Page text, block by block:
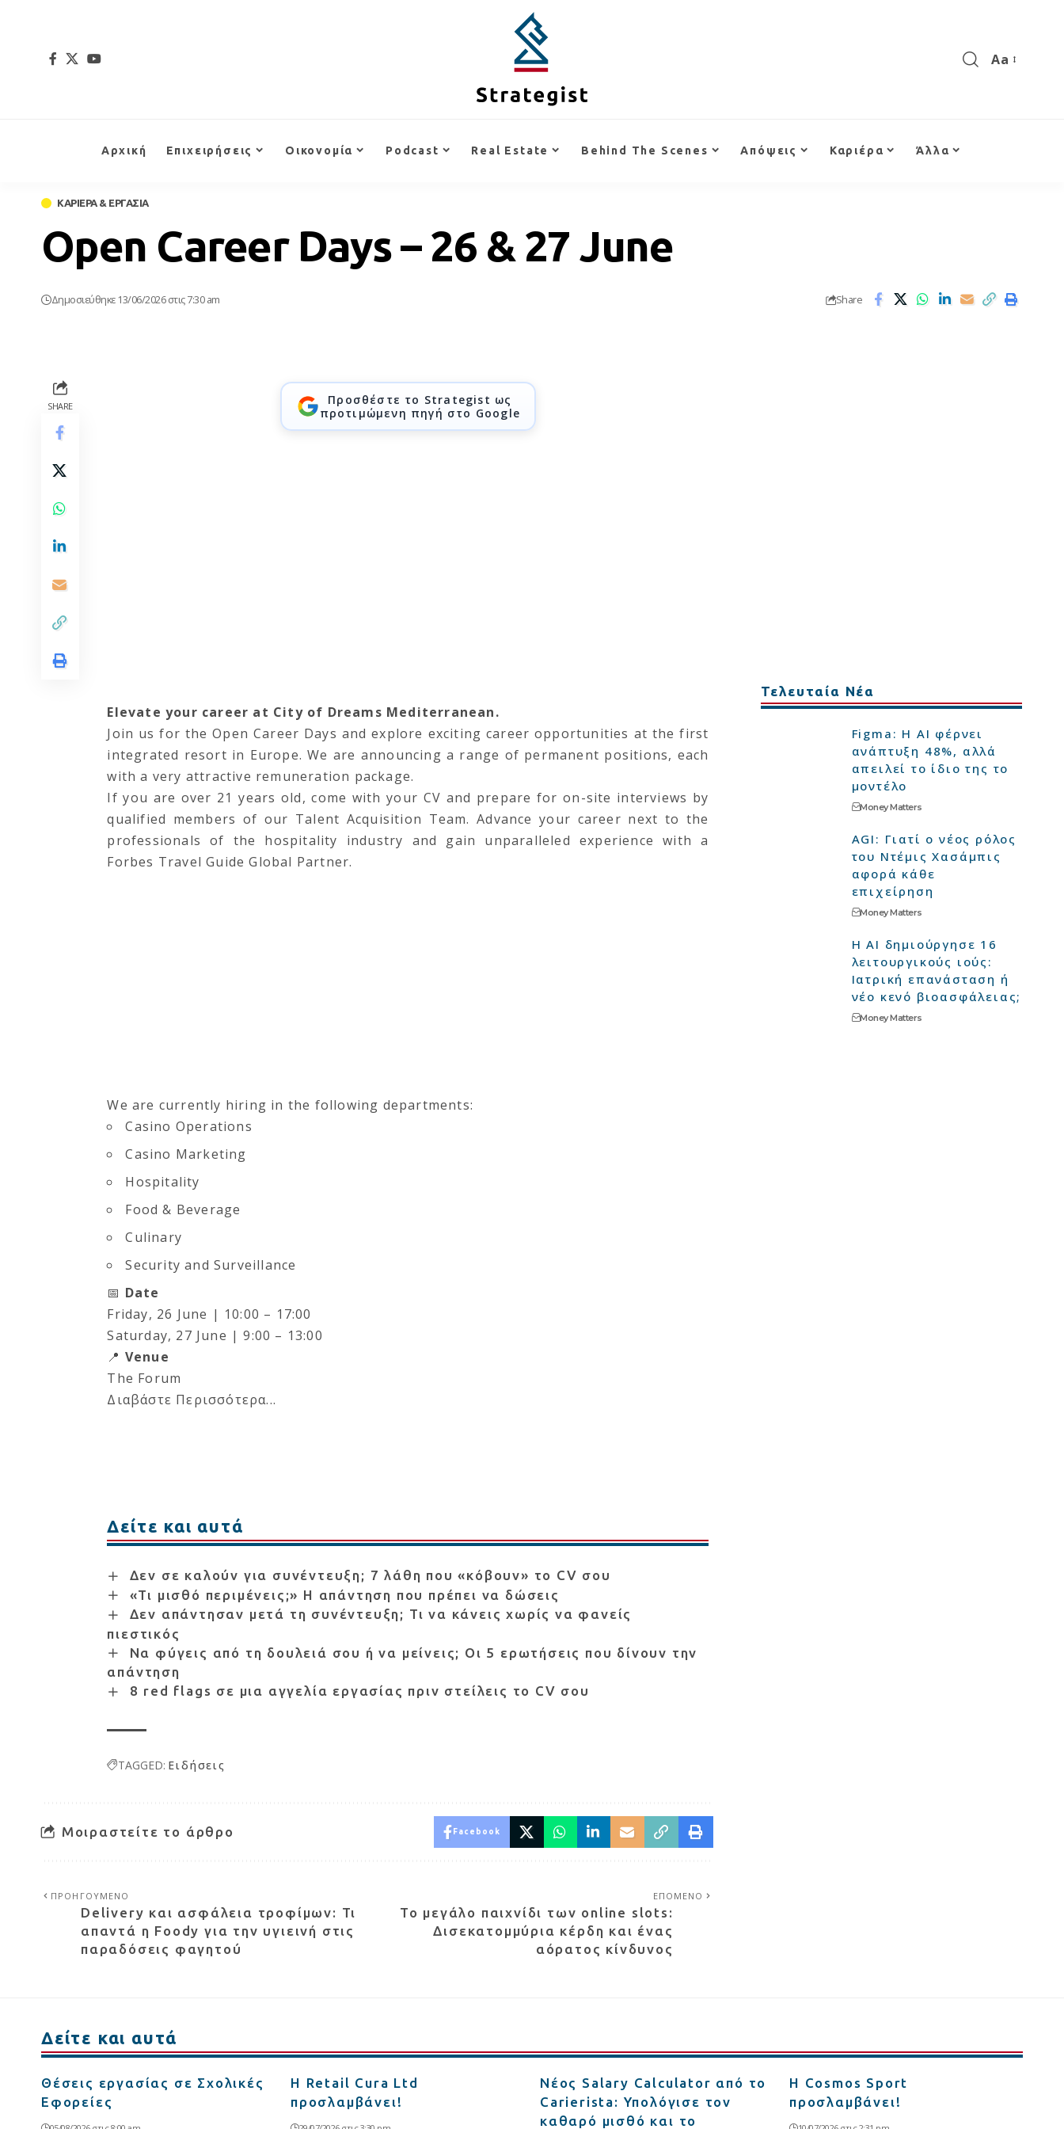
Aa
Αρχική Επιχειρήσεις Οικονομία Podcast Real Estate Behind The Scenes Απόψεις Καριέρα Άλλα
ΚΑΡΙΕΡΑ & ΕΡΓΑΣΙΑ
Open Career Days – 26 & 27 June
Δημοσιεύθηκε 13/06/2026 στις 7:30 am Share
SHARE
Προσθέστε το Strategist ως
προτιμώμενη πηγή στο Google
Elevate your career at City of Dreams Mediterranean.
Join us for the Open Career Days and explore exciting career opportunities at the first
integrated resort in Europe. We are announcing a range of permanent positions, each
with a very attractive remuneration package.
If you are over 21 years old, come with your CV and prepare for on-site interviews by
qualified members of our Talent Acquisition Team. Advance your career next to the
professionals of the hospitality industry and gain unparalleled experience with a
Forbes Travel Guide Global Partner.
We are currently hiring in the following departments:
Casino Operations
Casino Marketing
Hospitality
Food & Beverage
Culinary
Security and Surveillance
📅 Date
Friday, 26 June | 10:00 – 17:00
Saturday, 27 June | 9:00 – 13:00
📍 Venue
The Forum
Διαβάστε Περισσότερα...
Δείτε και αυτά
Δεν σε καλούν για συνέντευξη; 7 λάθη που «κόβουν» το CV σου
«Τι μισθό περιμένεις;» Η απάντηση που πρέπει να δώσεις
Δεν απάντησαν μετά τη συνέντευξη; Τι να κάνεις χωρίς να φανείς
πιεστικός
Να φύγεις από τη δουλειά σου ή να μείνεις; Οι 5 ερωτήσεις που δίνουν την
απάντηση
8 red flags σε μια αγγελία εργασίας πριν στείλεις το CV σου
TAGGED: Ειδήσεις
Μοιραστείτε το άρθρο Facebook
ΠΡΟΗΓΟΥΜΕΝΟ
Delivery και ασφάλεια τροφίμων: Τι
απαντά η Foody για την υγιεινή στις
παραδόσεις φαγητού
ΕΠΟΜΕΝΟ
Το μεγάλο παιχνίδι των online slots:
Δισεκατομμύρια κέρδη και ένας
αόρατος κίνδυνος
Τελευταία Νέα
Figma: Η AI φέρνει
ανάπτυξη 48%, αλλά
απειλεί το ίδιο της το
μοντέλο
Money Matters
AGI: Γιατί ο νέος ρόλος
του Ντέμις Χασάμπις
αφορά κάθε
επιχείρηση
Money Matters
Η AI δημιούργησε 16
λειτουργικούς ιούς:
Ιατρική επανάσταση ή
νέο κενό βιοασφάλειας;
Money Matters
Δείτε και αυτά
Θέσεις εργασίας σε Σχολικές
Εφορείες
Η Retail Cura Ltd
προσλαμβάνει!
Νέος Salary Calculator από το
Carierista: Υπολόγισε τον
καθαρό μισθό και το
Η Cosmos Sport
προσλαμβάνει!